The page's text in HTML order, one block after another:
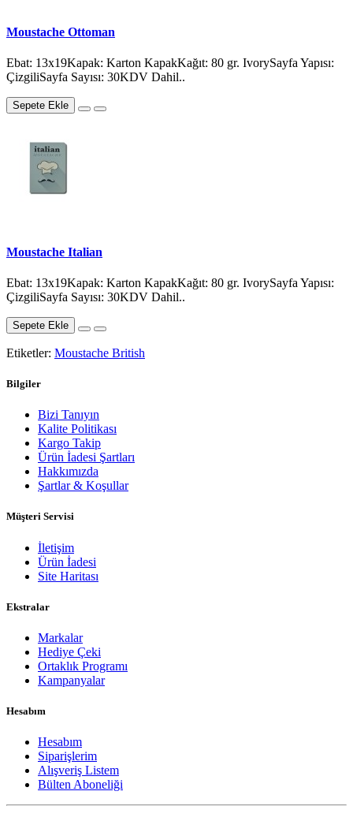
Moustache Ottoman
Ebat: 13x19Kapak: Karton KapakKağıt: 80 gr. IvorySayfa Yapısı:
ÇizgiliSayfa Sayısı: 30KDV Dahil..
Sepete Ekle
Moustache Italian
Ebat: 13x19Kapak: Karton KapakKağıt: 80 gr. IvorySayfa Yapısı:
ÇizgiliSayfa Sayısı: 30KDV Dahil..
Sepete Ekle
Etiketler: Moustache British
Bilgiler
Bizi Tanıyın
Kalite Politikası
Kargo Takip
Ürün İadesi Şartları
Hakkımızda
Şartlar & Koşullar
Müşteri Servisi
İletişim
Ürün İadesi
Site Haritası
Ekstralar
Markalar
Hediye Çeki
Ortaklık Programı
Kampanyalar
Hesabım
Hesabım
Siparişlerim
Alışveriş Listem
Bülten Aboneliği